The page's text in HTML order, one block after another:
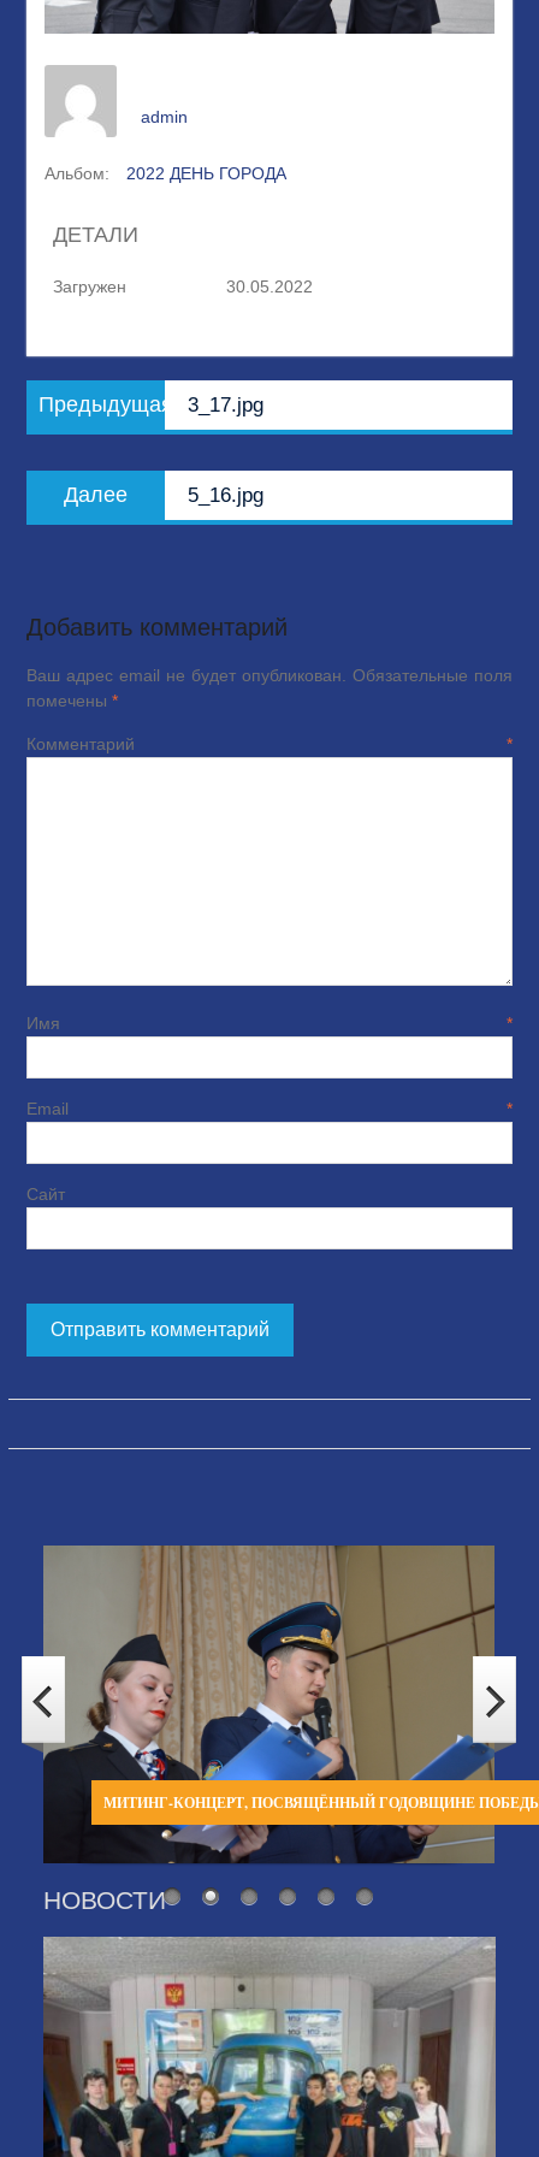
admin
Альбом: 2022 ДЕНЬ ГОРОДА
ДЕТАЛИ
Загружен 30.05.2022
Навигация
по
Предыдущая
Предыдущая
запись:
3_17.jpg
Далее
Следующая
запись:
5_16.jpg
Добавить комментарий
Ваш адрес email не будет опубликован. Обязательные поля
помечены *
Комментарий*
Имя*
Email*
Сайт
МИТИНГ-КОНЦЕРТ, ПОСВЯЩЁННЫЙ ГОДОВЩИНЕ
НОВОСТИ